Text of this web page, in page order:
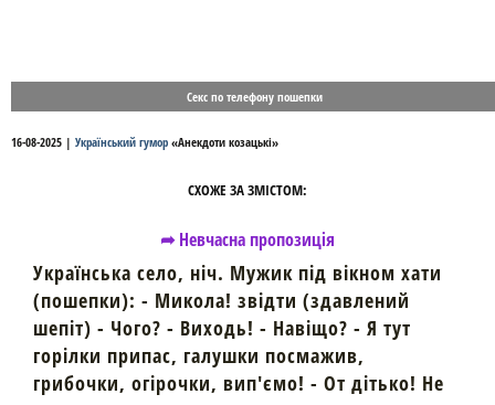
Секс по телефону пошепки
16-08-2025 | Український гумор «Анекдоти козацькі»
СХОЖЕ ЗА ЗМІСТОМ:
➦ Невчасна пропозиція
Українська село, ніч. Мужик під вікном хати
(пошепки): - Микола! звідти (здавлений
шепіт) - Чого? - Виходь! - Навіщо? - Я тут
горілки припас, галушки посмажив,
грибочки, огірочки, вип'ємо! - От дітько! Не